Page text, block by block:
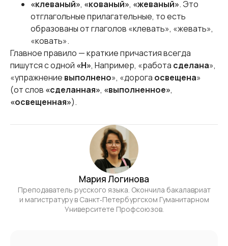
«клеваный», «кованый», «жеваный». Это
отглагольные прилагательные, то есть
образованы от глаголов «клевать», «жевать»,
«ковать».
Главное правило — краткие причастия всегда
пишутся с одной «Н», Например, «работа сделана»,
«упражнение выполнено», «дорога освещена»
(от слов «сделанная», «выполненное»,
«освещенная»).
Мария Логинова
Преподаватель русского языка. Окончила бакалавриат
и магистратуру в Санкт‑Петербургском Гуманитарном
Университете Профсоюзов.